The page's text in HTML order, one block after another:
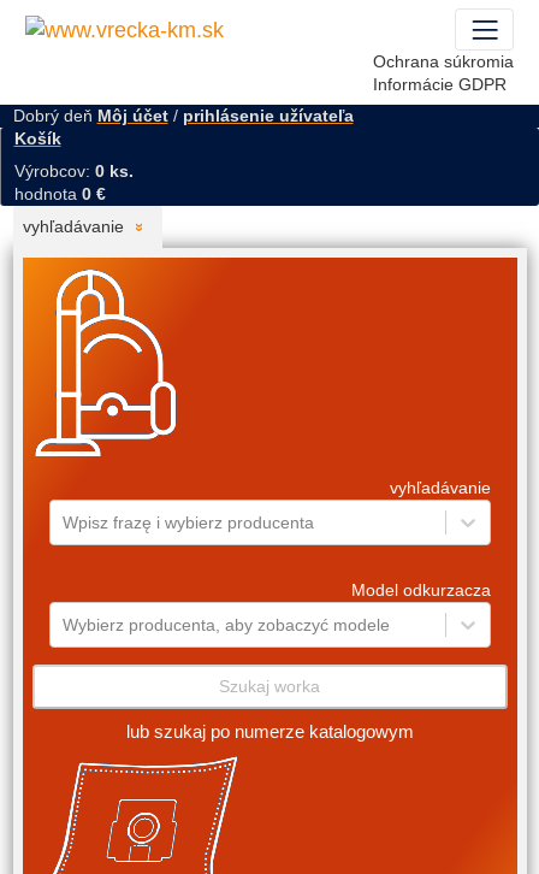
Ochrana súkromia
Informácie GDPR
Dobrý deň Môj účet/ prihlásenie užívateľa
Košík
Výrobcov: 0 ks.
hodnota 0 €
vyhľadávanie
vyhľadávanie
Wpisz frazę i wybierz producenta
Model odkurzacza
Wybierz producenta, aby zobaczyć modele
Szukaj worka
lub szukaj po numerze katalogowym